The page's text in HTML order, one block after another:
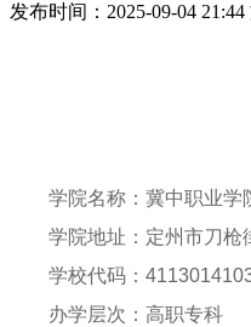
发布时间：2025-09-04 21:44
学院名称：冀中职业学
学院地址：定州市刀枪
学校代码：
办学层次：高职专科